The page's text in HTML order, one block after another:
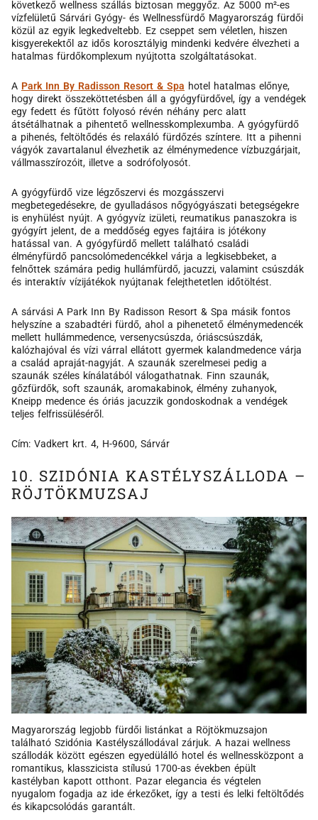
következő wellness szállás biztosan meggyőz. Az 5000 m²-es
vízfelületű Sárvári Gyógy- és Wellnessfürdő Magyarország fürdői
közül az egyik legkedveltebb. Ez cseppet sem véletlen, hiszen
kisgyerekektől az idős korosztályig mindenki kedvére élvezheti a
hatalmas fürdőkomplexum nyújtotta szolgáltatásokat.
A Park Inn By Radisson Resort & Spa hotel hatalmas előnye,
hogy direkt összeköttetésben áll a gyógyfürdővel, így a vendégek
egy fedett és fűtött folyosó révén néhány perc alatt
átsétálhatnak a pihentető wellnesskomplexumba. A gyógyfürdő
a pihenés, feltöltődés és relaxáló fürdőzés színtere. Itt a pihenni
vágyók zavartalanul élvezhetik az élménymedence vízbuzgárjait,
vállmasszírozóit, illetve a sodrófolyosót.
A gyógyfürdő vize légzőszervi és mozgásszervi
megbetegedésekre, de gyulladásos nőgyógyászati betegségekre
is enyhülést nyújt. A gyógyvíz izületi, reumatikus panaszokra is
gyógyírt jelent, de a meddőség egyes fajtáira is jótékony
hatással van. A gyógyfürdő mellett található családi
élményfürdő pancsolómedencékkel várja a legkisebbeket, a
felnőttek számára pedig hullámfürdő, jacuzzi, valamint csúszdák
és interaktív vízijátékok nyújtanak felejthetetlen időtöltést.
A sárvási A Park Inn By Radisson Resort & Spa másik fontos
helyszíne a szabadtéri fürdő, ahol a pihenetető élménymedencék
mellett hullámmedence, versenycsúszda, óriáscsúszdák,
kalózhajóval és vízi várral ellátott gyermek kalandmedence várja
a család apraját-nagyját. A szaunák szerelmesei pedig a
szaunák széles kínálatából válogathatnak. Finn szaunák,
gőzfürdők, soft szaunák, aromakabinok, élmény zuhanyok,
Kneipp medence és óriás jacuzzik gondoskodnak a vendégek
teljes felfrissüléséről.
Cím: Vadkert krt. 4, H-9600, Sárvár
10. SZIDÓNIA KASTÉLYSZÁLLODA –
RÖJTÖKMUZSAJ
Magyarország legjobb fürdői listánkat a Röjtökmuzsajon
található Szidónia Kastélyszállodával zárjuk. A hazai wellness
szállodák között egészen egyedülálló hotel és wellnessközpont a
romantikus, klasszicista stílusú 1700-as években épült
kastélyban kapott otthont. Pazar elegancia és végtelen
nyugalom fogadja az ide érkezőket, így a testi és lelki feltöltődés
és kikapcsolódás garantált.